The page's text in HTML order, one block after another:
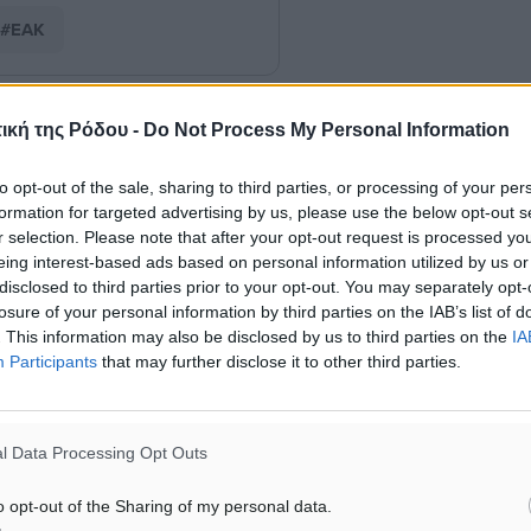
της Ρόδου - Do Not Process My Personal Information
opt-out of the sale, sharing to third parties, or processing of your
for targeted advertising by us, please use the below opt-out
selection. Please note that after your opt-out request is processed
interest-based ads based on personal information utilized by us
to third parties prior to your opt-out. You may separately
of your personal information by third parties on the IAB’s list of
This information may also be disclosed by us to third parties on the
Participants that may further disclose it to other third parties.
Data Processing Opt Outs
opt-out of the Sharing of my personal data.
#ΕΑΚ
αναζήτησης
μας στο Google News ★ ↗
ΕΠΙΣΗΣ
υποχρεωτική παρουσία
Πρωταθλήματος Κ20 στα